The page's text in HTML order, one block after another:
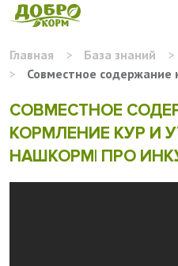
Главная > База знаний >
>
Совместное
СОВМЕСТНОЕ
КОРМЛЕНИЕ КУР И
НАШКОРМ| ПРО